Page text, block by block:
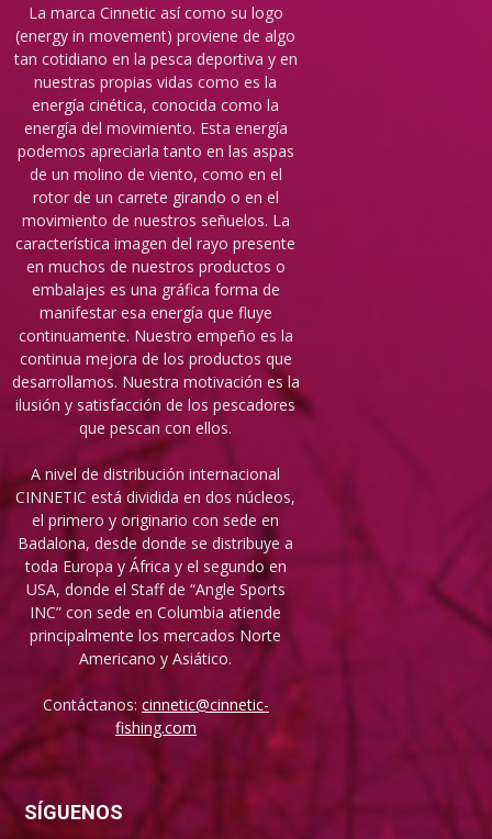
La marca Cinnetic así como su logo
(energy in movement) proviene de algo
tan cotidiano en la pesca deportiva y en
nuestras propias vidas como es la
energía cinética, conocida como la
energía del movimiento. Esta energía
podemos apreciarla tanto en las aspas
de un molino de viento, como en el
rotor de un carrete girando o en el
movimiento de nuestros señuelos. La
característica imagen del rayo presente
en muchos de nuestros productos o
embalajes es una gráfica forma de
manifestar esa energía que fluye
continuamente. Nuestro empeño es la
continua mejora de los productos que
desarrollamos. Nuestra motivación es la
ilusión y satisfacción de los pescadores
que pescan con ellos.
A nivel de distribución internacional
CINNETIC está dividida en dos núcleos,
el primero y originario con sede en
Badalona, desde donde se distribuye a
toda Europa y África y el segundo en
USA, donde el Staff de “Angle Sports
INC” con sede en Columbia atiende
principalmente los mercados Norte
Americano y Asiático.
Contáctanos: cinnetic@cinnetic-
fishing.com
SÍGUENOS